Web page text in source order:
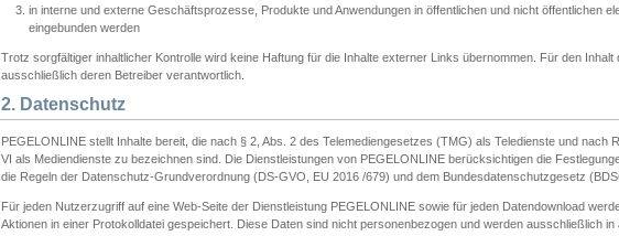
in interne und externe Geschäftsprozesse, Produkte und Anwendungen in öffentlichen und nicht öffentlichen
eingebunden werden
Trotz sorgfältiger inhaltlicher Kontrolle wird keine Haftung für die Inhalte externer Links übernommen. Für den Inhalt
ausschließlich deren Betreiber verantwortlich.
2. Datenschutz
PEGELONLINE stellt Inhalte bereit, die nach § 2, Abs. 2 des Telemediengesetzes (TMG) als Teledienste und nach
VI als Mediendienste zu bezeichnen sind. Die Dienstleistungen von PEGELONLINE berücksichtigen die
die Regeln der Datenschutz-Grundverordnung (DS-GVO, EU 2016 /679) und dem Bundesdatenschutzgesetz
Für jeden Nutzerzugriff auf eine Web-Seite der Dienstleistung PEGELONLINE sowie für jeden Datendownload
Aktionen in einer Protokolldatei gespeichert. Diese Daten sind nicht personenbezogen und werden ausschließlich